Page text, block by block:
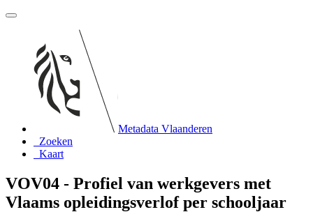
Metadata Vlaanderen
Zoeken
Kaart
VOV04 - Profiel van werkgevers met
Vlaams opleidingsverlof per schooljaar